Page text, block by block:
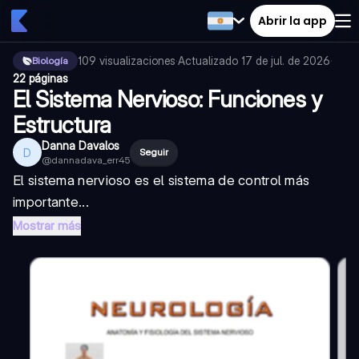
Abrir la app
Biología 109 visualizaciones·Actualizado 17 de jul. de 2026·
22 páginas
El Sistema Nervioso: Funciones y
Estructura
D Danna Davalos
@dannadava_err45
Seguir
El sistema nervioso es el sistema de control más
importante...
Mostrar más